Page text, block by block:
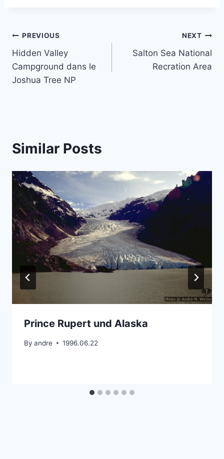
Post
navigation
PREVIOUS
Hidden Valley
Campground dans le
Joshua Tree NP
NEXT
Salton Sea National
Recration Area
Similar Posts
Prince Rupert und Alaska
By andre 1996.06.22